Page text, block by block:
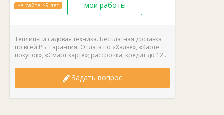
на сайте >9 лет мои работы
Теплицы и садовая техника. Бесплатная доставка
по всей РБ. Гарантия. Оплата по «Халве», «Карте
покупок», «Смарт карте»; рассрочка, кредит до 12...
Задать вопрос